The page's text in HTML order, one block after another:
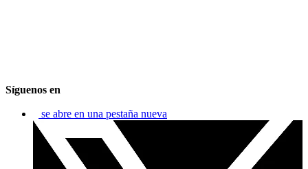
Síguenos en
se abre en una pestaña nueva